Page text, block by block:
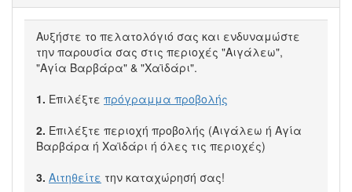
Αυξήστε το πελατολόγιό σας και ενδυναμώστε
την παρουσία σας στις περιοχές "Αιγάλεω",
"Αγία Βαρβάρα" & "Χαϊδάρι".
1. Επιλέξτε πρόγραμμα προβολής
2. Επιλέξτε περιοχή προβολής (Αιγάλεω ή Αγία
Βαρβάρα ή Χαϊδάρι ή όλες τις περιοχές)
3. Αιτηθείτε την καταχώρησή σας!